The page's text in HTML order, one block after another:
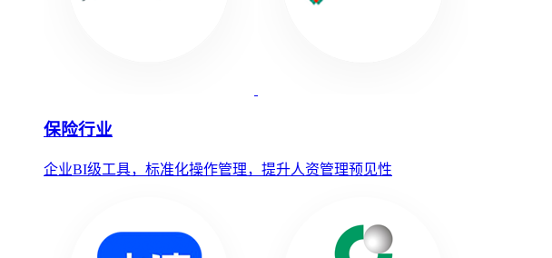
保险行业
企业BI级工具，标准化操作管理，提升人资管理预见性